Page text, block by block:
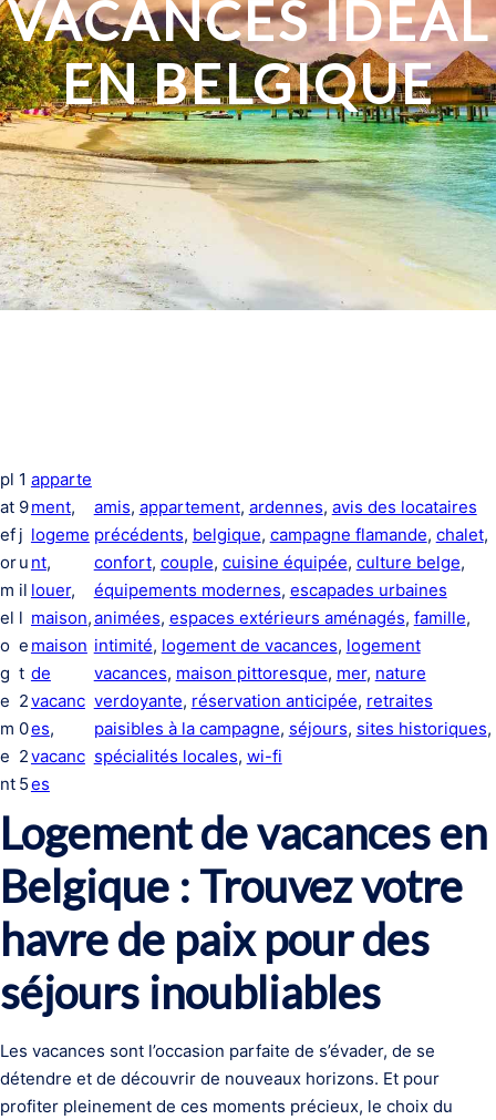
VACANCES IDÉAL
EN BELGIQUE
pl
at
ef
or
m
el
o
g
e
m
e
nt
1
9
j
u
il
l
e
t
2
0
2
5
apparte
ment
logeme
nt
louer
maison ,
maison
de
vacanc
es
vacanc
es
amis, appartement, ardennes, avis des locataires
précédents, belgique, campagne flamande, chalet
confort, couple, cuisine équipée, culture belge
équipements modernes, escapades urbaines
animées, espaces extérieurs aménagés, famille
intimité, logement de vacances, logement
vacances, maison pittoresque, mer, nature
verdoyante, réservation anticipée, retraites
paisibles à la campagne, séjours, sites historiques
spécialités locales, wi-fi
Logement de vacances en
Belgique : Trouvez votre
havre de paix pour des
séjours inoubliables
Les vacances sont l’occasion parfaite de s’évader, de se
détendre et de découvrir de nouveaux horizons. Et pour
profiter pleinement de ces moments précieux, le choix du